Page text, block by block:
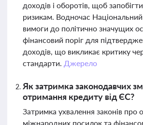
доходів і оборотів, щоб
ризикам. Водночас
вимоги до політично значущих
фінансовий поріг для
доходів, що викликає критику
стандарти. Джерело
Як затримка законодавчих
отримання кредиту від ЄС?
Затримка ухвалення законів про
міжнародних посилок та